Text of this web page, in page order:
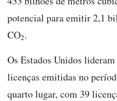
potencial para emitir 2,1
CO2.
Os Estados Unidos
licenças emitidas no
quarto lugar, com 39